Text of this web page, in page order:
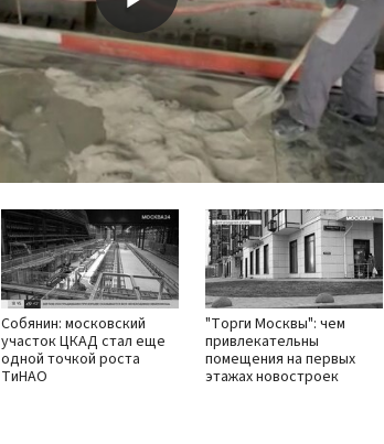
Play
Video
Собянин: московский
участок ЦКАД стал еще
одной точкой роста
ТиНАО
"Торги Москвы": чем
привлекательны
помещения на первых
этажах новостроек